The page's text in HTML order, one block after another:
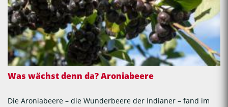
Was wächst denn da? Aroniabeere
Die Aroniabeere – die Wunderbeere der Indianer – fand im